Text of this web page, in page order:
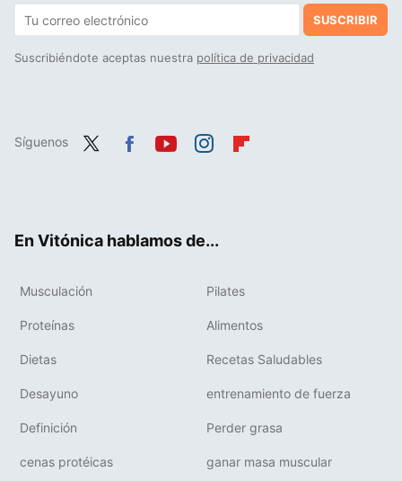
SUSCRIBIR
Suscribiéndote aceptas nuestra política de privacidad
Síguenos
En Vitónica hablamos de...
Musculación Pilates
Proteínas Alimentos
Dietas Recetas Saludables
Desayuno entrenamiento de fuerza
Definición Perder grasa
cenas protéicas ganar masa muscular